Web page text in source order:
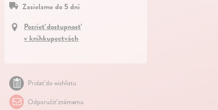
Zasielame do 5 dní
Pozrieť dostupnosť
v kníhkupectvách
Pridať do wishlistu
Odporučiť známemu